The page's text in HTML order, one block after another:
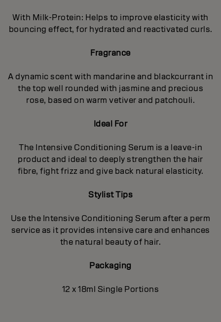
With Milk-Protein: Helps to improve elasticity with
bouncing effect, for hydrated and reactivated curls.
Fragrance
A dynamic scent with mandarine and blackcurrant in
the top well rounded with jasmine and precious
rose, based on warm vetiver and patchouli.
Ideal For
The Intensive Conditioning Serum is a leave-in
product and ideal to deeply strengthen the hair
fibre, fight frizz and give back natural elasticity.
Stylist Tips
Use the Intensive Conditioning Serum after a perm
service as it provides intensive care and enhances
the natural beauty of hair.
Packaging
12 x 18ml Single Portions